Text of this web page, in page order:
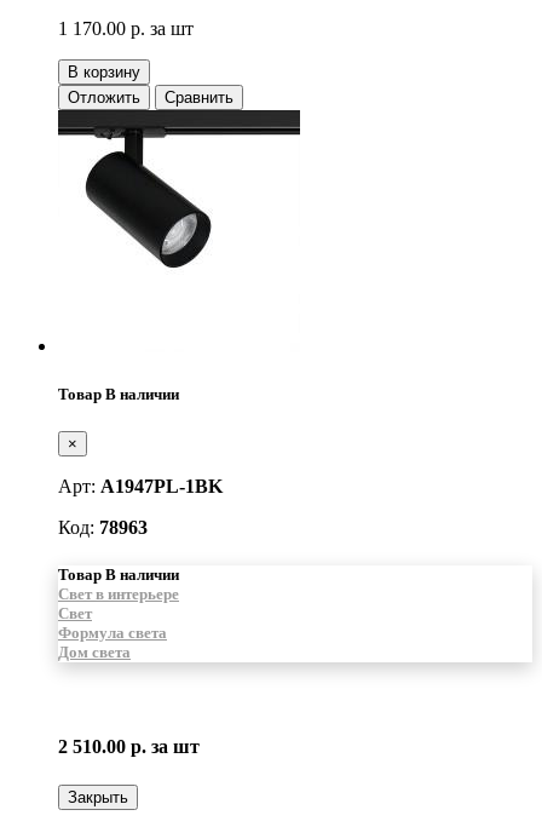
1 170.00 р. за шт
В корзину
Отложить
Сравнить
Товар В наличии
×
Арт: A1947PL-1BK
Код: 78963
Товар В наличии
Свет в интерьере
Свет
Формула света
Дом света
2 510.00 р. за шт
Закрыть